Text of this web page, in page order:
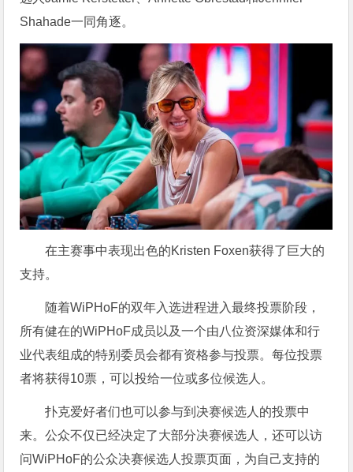
Shahade一同角逐。
在主赛事中表现出色的Kristen Foxen获得了巨大的
支持。
随着WiPHoF的双年入选进程进入最终投票阶段，
所有健在的WiPHoF成员以及一个由八位资深媒体和行
业代表组成的特别委员会都有资格参与投票。每位投票
者将获得10票，可以投给一位或多位候选人。
扑克爱好者们也可以参与到决赛候选人的投票中
来。公众不仅已经决定了大部分决赛候选人，还可以访
问WiPHoF的公众决赛候选人投票页面，为自己支持的